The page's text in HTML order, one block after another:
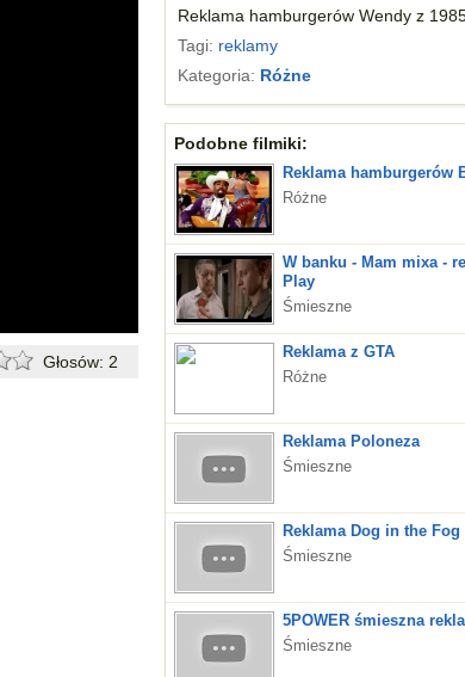
Głosów: 2
Reklama hamburgerów Wendy z
Tagi: reklamy
Kategoria: Różne
Podobne filmiki:
Reklama hamburgerów
Różne
W banku - Mam mixa -
Play
Śmieszne
Reklama z GTA
Różne
Reklama Poloneza
Śmieszne
Reklama Dog in the Fog
Śmieszne
5POWER śmieszna
Śmieszne